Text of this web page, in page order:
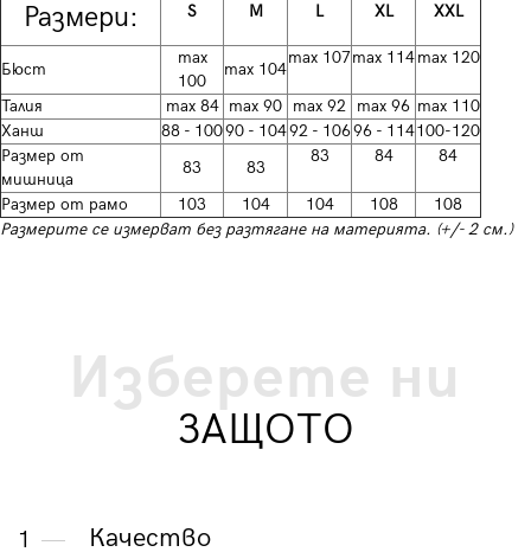
Размери: S M L XL XXL
Бюст
max
100
max 104
max 107max 114max 120
Талия max 84 max 90 max 92 max 96 max 110
Ханш
88 - 10090 - 10492 - 10696 - 114100-120
Размер от
мишница
83 83
83 84 84
Размер от рамо 103 104 104 108
108
Размерите се измерват без разтягане на материята. (+/- 2 см.)
Изберете ни
ЗАЩОТО
1 Качество